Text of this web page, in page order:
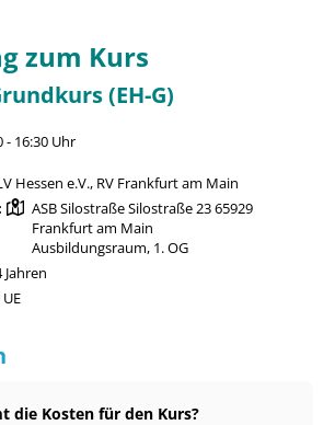
zum Kurs
(EH-G)
- 16:30 Uhr
Hessen e.V., RV Frankfurt am Main
ASB Silostraße Silostraße 23 65929
Frankfurt am Main
Ausbildungsraum, 1. OG
Jahren
die Kosten für den Kurs?